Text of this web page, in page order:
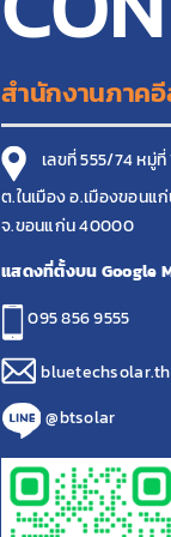
สำนักงานภาค
เลขที่ 555/74 หมู่ที่
ต.ในเมือง อ.เมืองขอนแ
จ.ขอนแก่น 40000
แสดงที่ตั้งบน Google
095 856 9555
@btsolar